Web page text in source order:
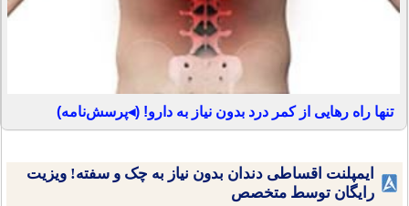
تنها راه رهایی از کمر درد بدون نیاز به دارو! (◂پرسش‌نامه)
ایمپلنت اقساطی دندان بدون نیاز به چک و سفته! ویزیت
رایگان توسط متخصص